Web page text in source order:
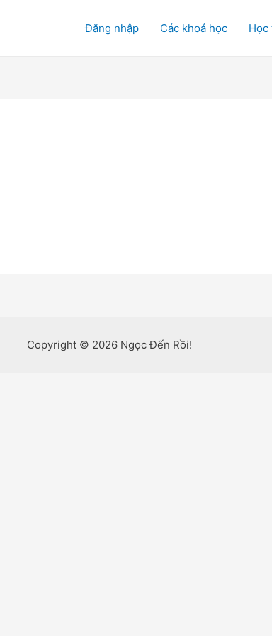
Đăng nhập Các khoá học Học
Copyright © 2026 Ngọc Đến Rồi!